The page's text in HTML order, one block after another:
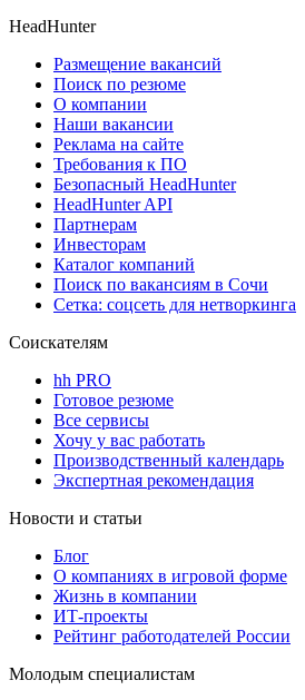
HeadHunter
Размещение вакансий
Поиск по резюме
О компании
Наши вакансии
Реклама на сайте
Требования к ПО
Безопасный HeadHunter
HeadHunter API
Партнерам
Инвесторам
Каталог компаний
Поиск по вакансиям в Сочи
Сетка: соцсеть для нетворкинга
Соискателям
hh PRO
Готовое резюме
Все сервисы
Хочу у вас работать
Производственный календарь
Экспертная рекомендация
Новости и статьи
Блог
О компаниях в игровой форме
Жизнь в компании
ИТ-проекты
Рейтинг работодателей России
Молодым специалистам